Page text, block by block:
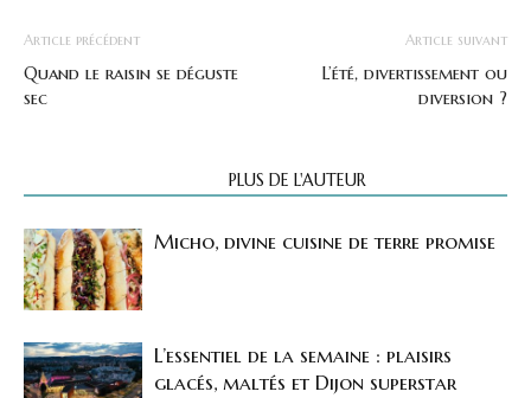
Article précédent
Quand le raisin se déguste
sec
Article suivant
L’été, divertissement ou
diversion ?
PLUS DE L'AUTEUR
Micho, divine cuisine de terre promise
L’essentiel de la semaine : plaisirs
glacés, maltés et Dijon superstar